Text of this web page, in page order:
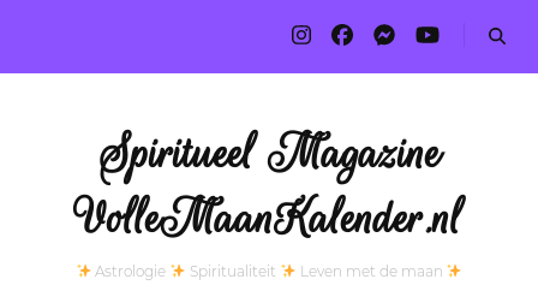
Spiritueel Magazine
VolleMaanKalender.nl
Astrologie Spiritualiteit Leven met de maan